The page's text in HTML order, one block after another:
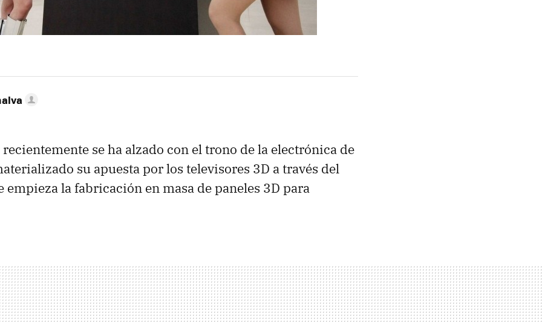
recientemente se ha alzado con el trono de la electrónica de
su apuesta por los televisores 3D a través del
empieza la fabricación en masa de paneles 3D para